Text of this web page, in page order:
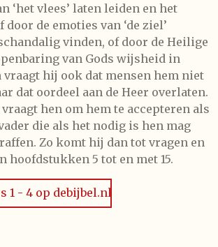
‘het vlees’ laten leiden en het
de emoties van ‘de ziel’
vinden, of door de Heilige
van Gods wijsheid in
vraagt hij ook dat mensen hem niet
dat oordeel aan de Heer overlaten.
hen om hem te accepteren als
die als het nodig is hen mag
Zo komt hij dan tot vragen en
5 tot en met 15.
1 - 4 op debijbel.nl